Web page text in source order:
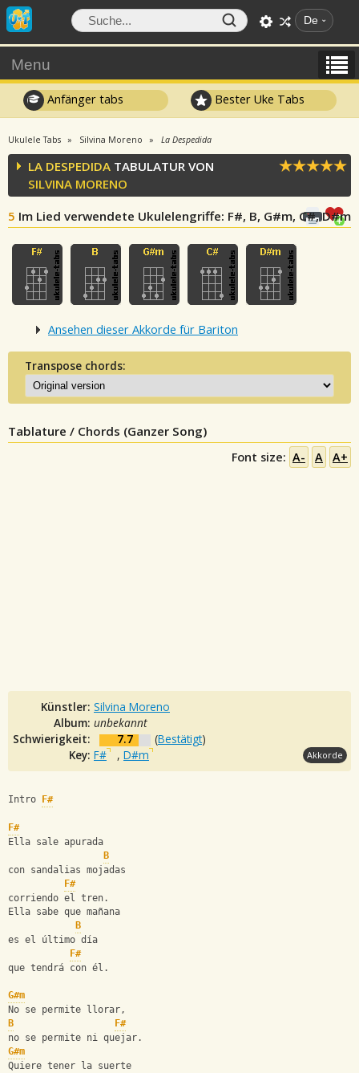
De
Menu
Anfänger tabs Bester Uke Tabs
Ukulele Tabs Silvina Moreno La Despedida
LA DESPEDIDA TABULATUR VON
SILVINA MORENO
5 Im Lied verwendete Ukulelengriffe: F#, B, G#m, C#, D#m
Ansehen dieser Akkorde für Bariton
Transpose chords:
Tablature / Chords (Ganzer Song)
Font size: A- A A+
Künstler: Silvina Moreno
Album: unbekannt
Schwierigkeit:
7.7 (Bestätigt)
Key: F# , D#m Akkorde
Intro F#
F#
Ella sale apurada
B
con sandalias mojadas
F#
corriendo el tren.
Ella sabe que mañana
B
es el último día
F#
que tendrá con él.
G#m
No se permite llorar,
B
F#
no se permite ni quejar.
G#m
Quiere tener la suerte